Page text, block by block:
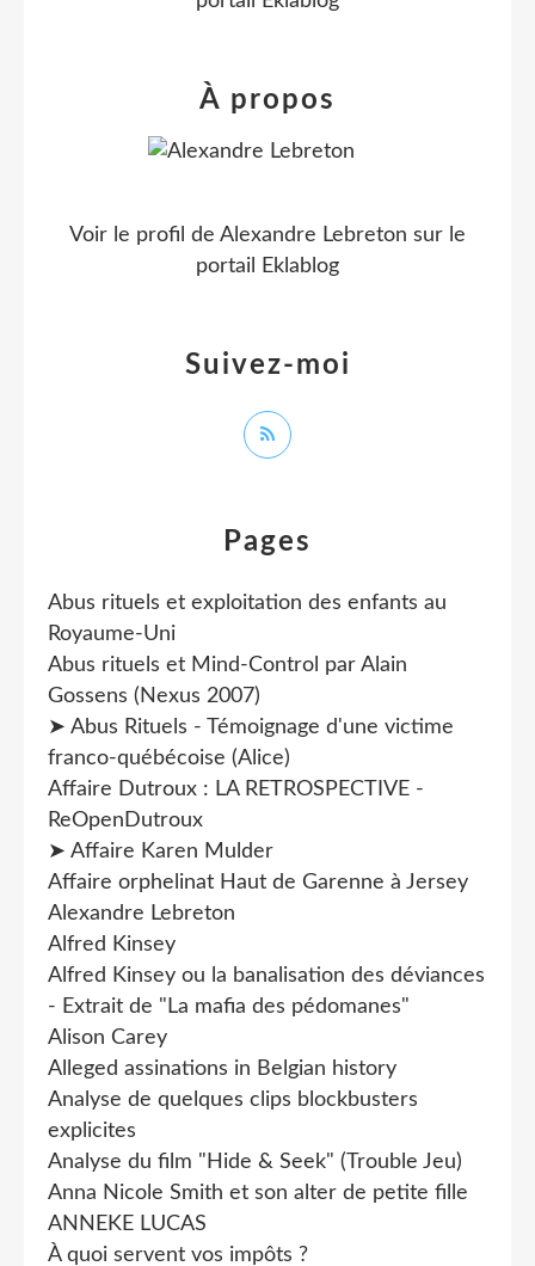
Pages
Abus rituels et exploitation des enfants au
Royaume-Uni
Abus rituels et Mind-Control par Alain
Gossens (Nexus 2007)
➤ Abus Rituels - Témoignage d'une victime
franco-québécoise (Alice)
Affaire Dutroux : LA RETROSPECTIVE -
ReOpenDutroux
➤ Affaire Karen Mulder
Affaire orphelinat Haut de Garenne à Jersey
Alexandre Lebreton
Alfred Kinsey
Alfred Kinsey ou la banalisation des déviances
- Extrait de "La mafia des pédomanes"
Alison Carey
Alleged assinations in Belgian history
Analyse de quelques clips blockbusters
explicites
Analyse du film "Hide & Seek" (Trouble Jeu)
Anna Nicole Smith et son alter de petite fille
ANNEKE LUCAS
À quoi servent vos impôts ?
Suivez-moi
À propos
Voir le profil de Alexandre Lebreton sur le
portail Eklablog